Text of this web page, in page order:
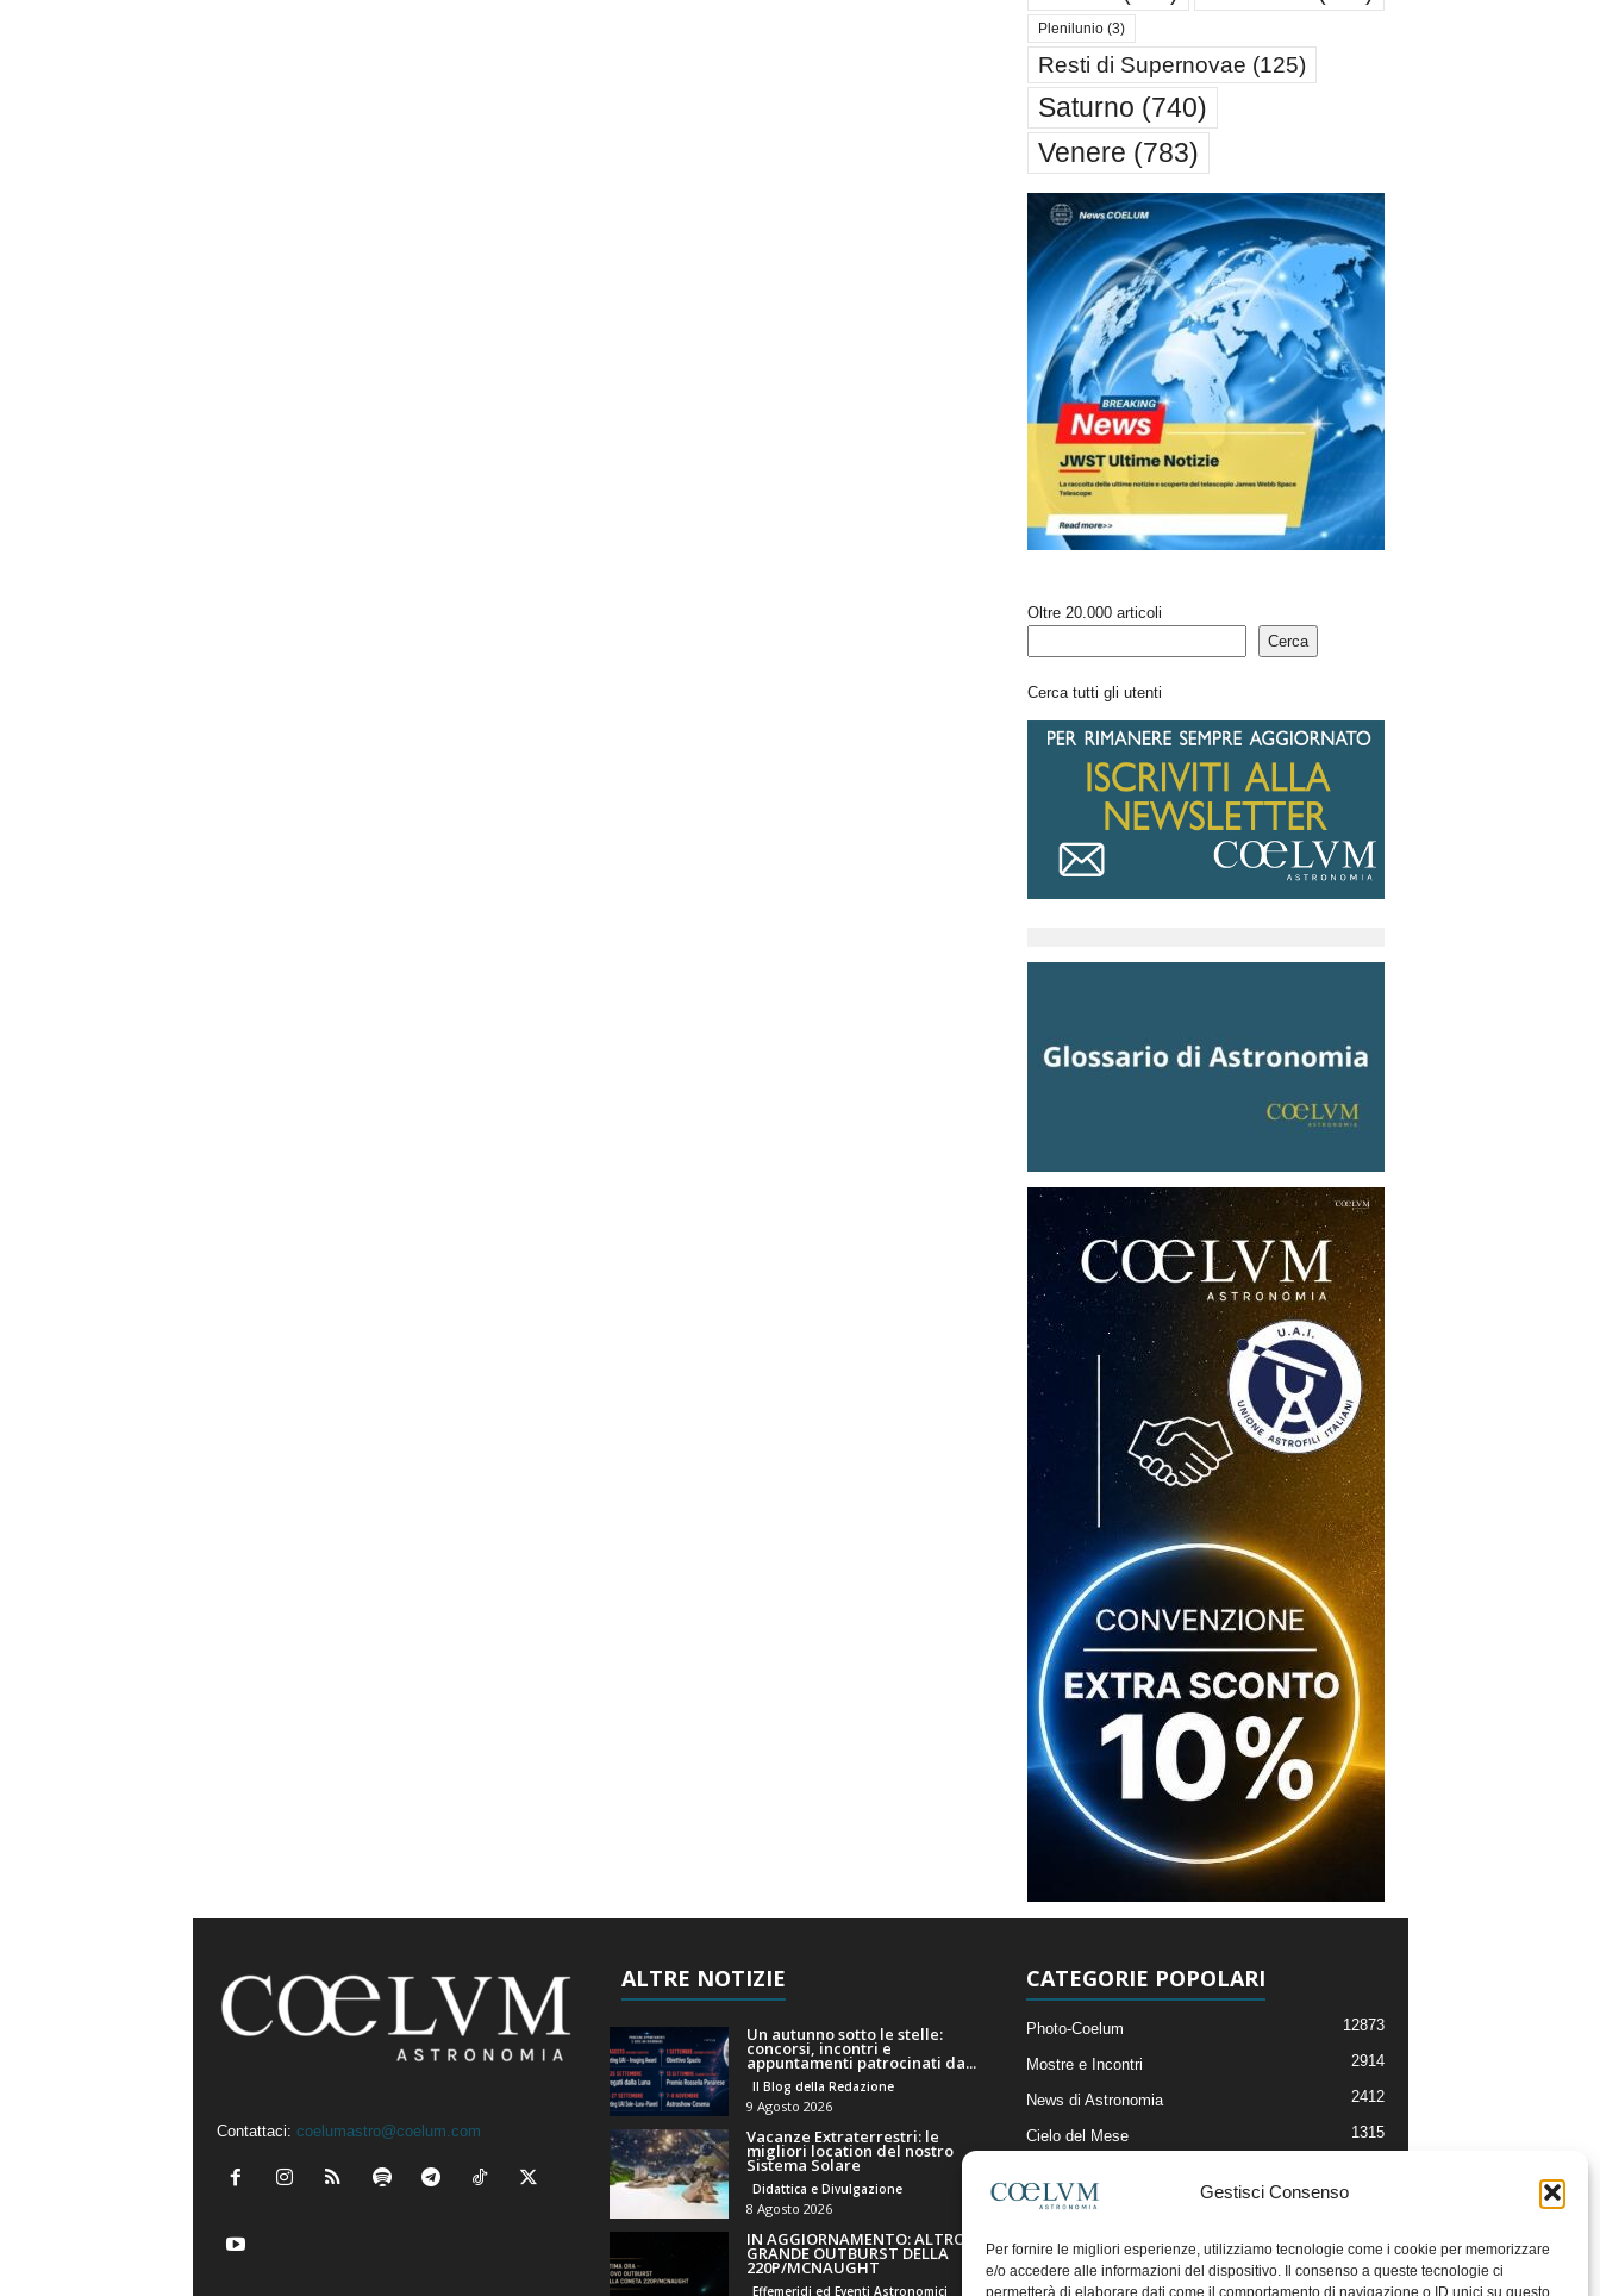
Gestisci Consenso
Per fornire le migliori esperienze, utilizziamo tecnologie come i cookie per memorizzare
e/o accedere alle informazioni del dispositivo. Il consenso a queste tecnologie ci
permetterà di elaborare dati come il comportamento di navigazione o ID unici su questo
Plenilunio(3)
Resti di Supernovae (125)
Saturno (740)
Venere (783)
Oltre 20.000 articoli
Cerca
Cerca tutti gli utenti
Contattaci: coelumastro@coelum.com
ALTRE NOTIZIE
Un autunno sotto le stelle:
concorsi, incontri e
appuntamenti patrocinati da...
Il Blog della Redazione
9 Agosto 2026
Vacanze Extraterrestri: le
migliori location del nostro
Sistema Solare
Didattica e Divulgazione
8 Agosto 2026
IN AGGIORNAMENTO: ALTRO
GRANDE OUTBURST DELLA
220P/MCNAUGHT
Effemeridi ed Eventi Astronomici
CATEGORIE POPOLARI
Photo-Coelum 12873
Mostre e Incontri 2914
News di Astronomia 2412
Cielo del Mese 1315
Articoli e Risorse On-Line
Il Blog della Redazione